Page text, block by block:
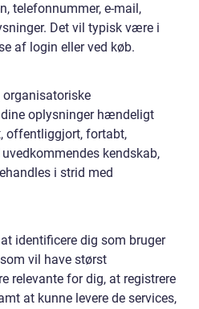
telefonnummer, e-mail,
Det vil typisk være i
af login eller ved køb.
oplysninger hændeligt
offentliggjort, fortabt,
kendskab,
i strid med
identificere dig som bruger
vil have størst
relevante for dig, at registrere
at kunne levere de services,